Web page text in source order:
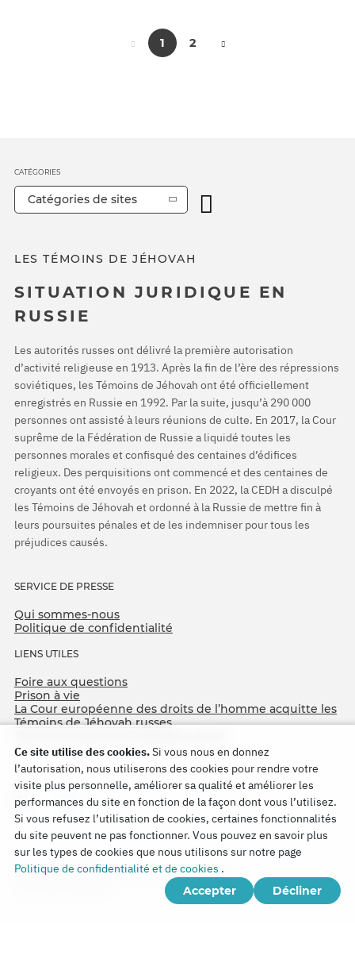
1 2
LES TÉMOINS DE JÉHOVAH
SITUATION JURIDIQUE EN
RUSSIE
Les autorités russes ont délivré la première autorisation
d’activité religieuse en 1913. Après la fin de l’ère des répressions
soviétiques, les Témoins de Jéhovah ont été officiellement
enregistrés en Russie en 1992. Par la suite, jusqu’à 290 000
personnes ont assisté à leurs réunions de culte. En 2017, la Cour
suprême de la Fédération de Russie a liquidé toutes les
personnes morales et confisqué des centaines d’édifices
religieux. Des perquisitions ont commencé et des centaines de
croyants ont été envoyés en prison. En 2022, la CEDH a disculpé
les Témoins de Jéhovah et ordonné à la Russie de mettre fin à
leurs poursuites pénales et de les indemniser pour tous les
préjudices causés.
SERVICE DE PRESSE
Qui sommes-nous
Politique de confidentialité
LIENS UTILES
Foire aux questions
Prison à vie
La Cour européenne des droits de l’homme acquitte les
Témoins de Jéhovah russes
CATÉGORIES
Catégories de sites
Copyright © 2026
Watch Tower Bible and Tract Society of Korea.
Ce site utilise des cookies.Si vous nous en donnez
l’autorisation, nous utiliserons des cookies pour rendre votre
visite plus personnelle, améliorer sa qualité et améliorer les
performances du site en fonction de la façon dont vous l’utilisez.
Si vous refusez l’utilisation de cookies, certaines fonctionnalités
du site peuvent ne pas fonctionner. Vous pouvez en savoir plus
sur les types de cookies que nous utilisons sur notre page
Politique de confidentialité et de cookies .
Accepter
Décliner